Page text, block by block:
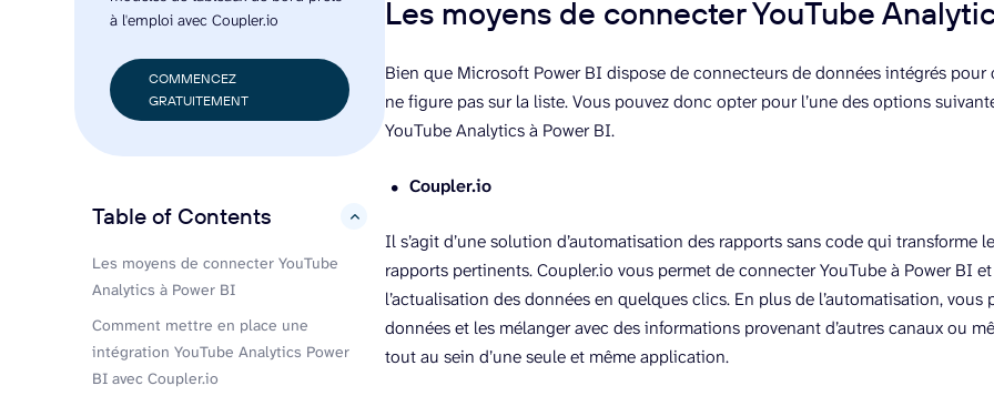
à l'emploi avec Coupler.io
COMMENCEZ
GRATUITEMENT
Table of Contents
hide
Les moyens de connecter YouTube
Analytics à Power BI
Comment mettre en place une
intégration YouTube Analytics Power
BI avec Coupler.io
Les moyens de connecter YouTube
Bien que Microsoft Power BI dispose de connecteurs de données intégrés pour
ne figure pas sur la liste. Vous pouvez donc opter pour l’une des options
YouTube Analytics à Power BI.
Coupler.io
Il s’agit d’une solution d’automatisation des rapports sans code qui transforme
rapports pertinents. Coupler.io vous permet de connecter YouTube à Power BI
l’actualisation des données en quelques clics. En plus de l’automatisation, vous
données et les mélanger avec des informations provenant d’autres canaux ou
tout au sein d’une seule et même application.